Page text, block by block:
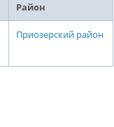
Район
Приозерский район